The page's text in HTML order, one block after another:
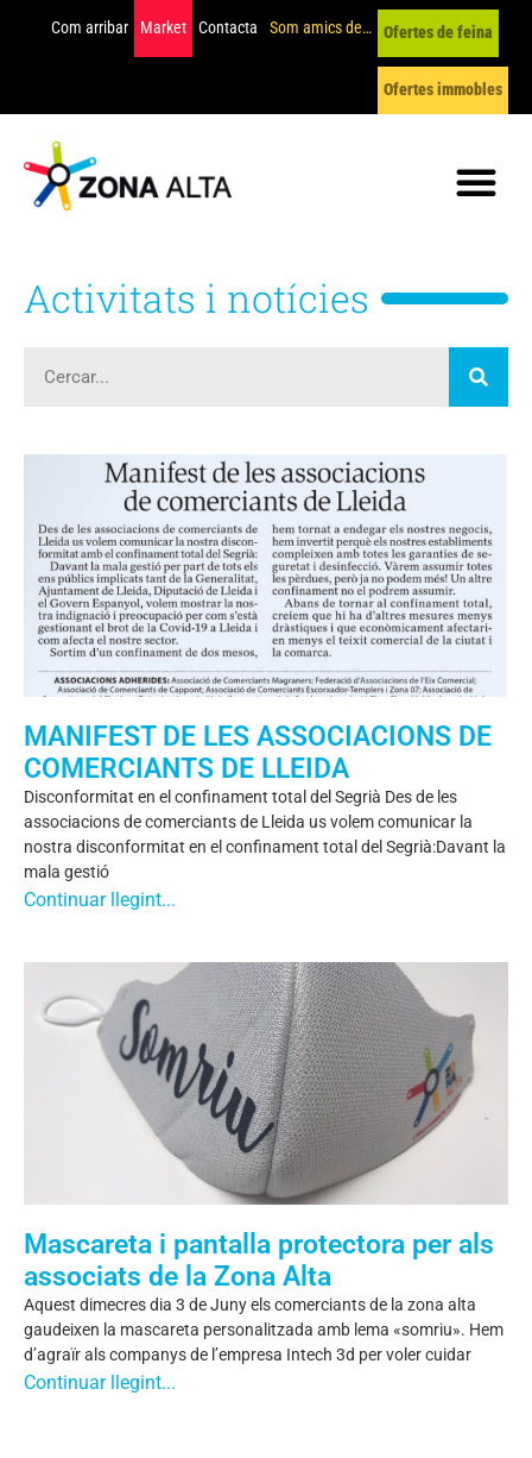
Com arribar Market Contacta Som amics de… Ofertes de feina
Ofertes immobles
Activitats i notícies
MANIFEST DE LES ASSOCIACIONS DE
COMERCIANTS DE LLEIDA
Disconformitat en el confinament total del Segrià Des de les
associacions de comerciants de Lleida us volem comunicar la
nostra disconformitat en el confinament total del Segrià:Davant la
mala gestió
Continuar llegint...
Mascareta i pantalla protectora per als
associats de la Zona Alta
Aquest dimecres dia 3 de Juny els comerciants de la zona alta
gaudeixen la mascareta personalitzada amb lema «somriu». Hem
d’agraïr als companys de l’empresa Intech 3d per voler cuidar
Continuar llegint...